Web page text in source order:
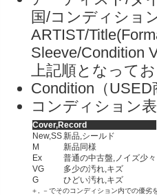
国/コンディショ
ARTIST/
Sleeve/Condition
上記順となって
Condition（
コンディション
Cover,Record
New,SS新品,シールド
M
新品同様
Ex
普通の中古盤,ノイズ少々
VG
多少の汚れ,キズ
G
ひどい汚れ,キズ
＋, －でそのコンディション内での優劣